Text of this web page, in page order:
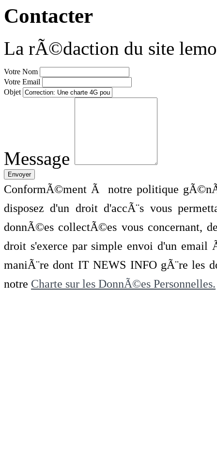
Contacter
La rÃ©daction du site
Votre Nom
Votre Email
Objet
Message
ConformÃ©ment Ã notre politique
disposez d'un droit d'accÃ¨s vous
donnÃ©es collectÃ©es vous concernant,
droit s'exerce par simple envoi d'un
maniÃ¨re dont IT NEWS INFO gÃ¨re les
notre Charte sur les DonnÃ©es Personnelles.